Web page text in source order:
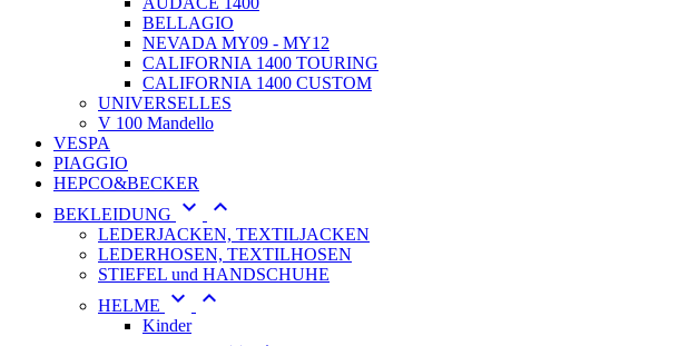
BELLAGIO
NEVADA MY09 - MY12
CALIFORNIA 1400 TOURING
CALIFORNIA 1400 CUSTOM
UNIVERSELLES
V 100 Mandello
VESPA
PIAGGIO
HEPCO&BECKER
BEKLEIDUNG
 
LEDERJACKEN, TEXTILJACKEN
LEDERHOSEN, TEXTILHOSEN
STIEFEL und HANDSCHUHE
HELME
 
Kinder